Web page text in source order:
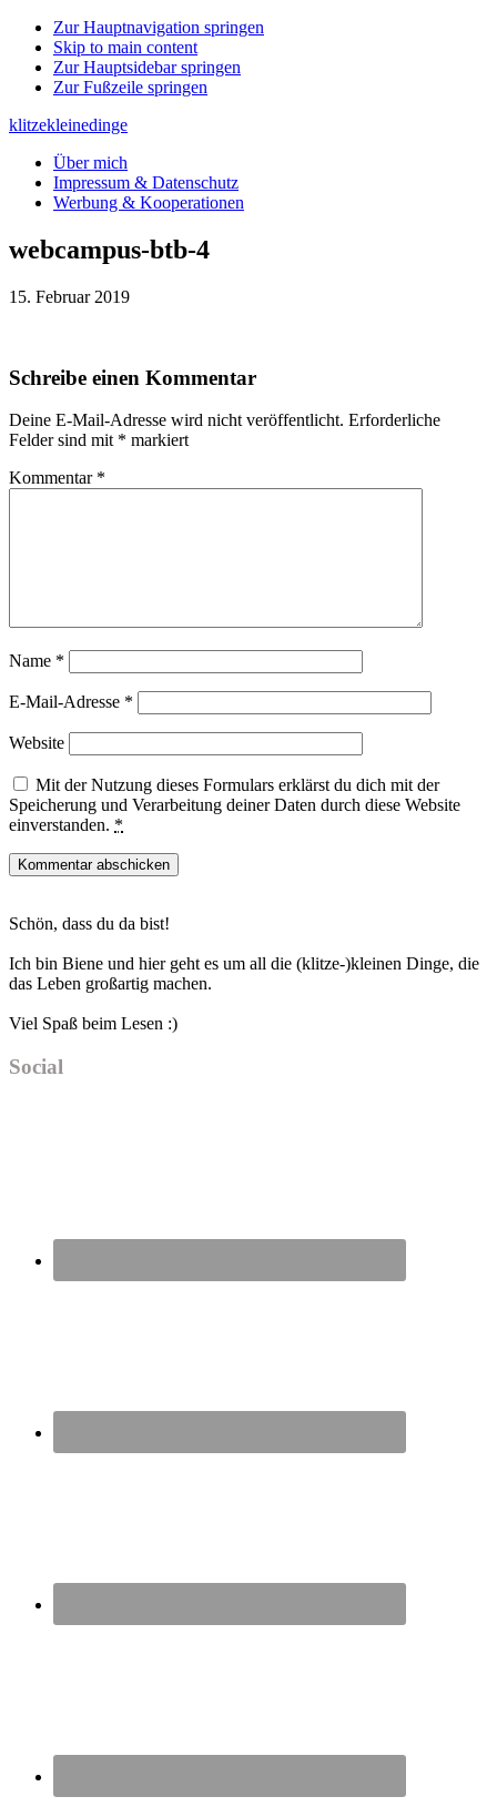
Zur Hauptnavigation springen
Skip to main content
Zur Hauptsidebar springen
Zur Fußzeile springen
klitzekleinedinge
Über mich
Impressum & Datenschutz
Werbung & Kooperationen
webcampus-btb-4
15. Februar 2019
Leser-
Schreibe einen Kommentar
Deine E-Mail-Adresse wird nicht veröffentlicht. Erforderliche
Felder sind mit * markiert
Kommentar *
Name *
E-Mail-Adresse *
Website
Mit der Nutzung dieses Formulars erklärst du dich mit der
Speicherung und Verarbeitung deiner Daten durch diese Website
einverstanden. *
Sidebar
Schön, dass du da bist!
Ich bin Biene und hier geht es um all die (klitze-)kleinen Dinge, die
das Leben großartig machen.
Viel Spaß beim Lesen :)
Social